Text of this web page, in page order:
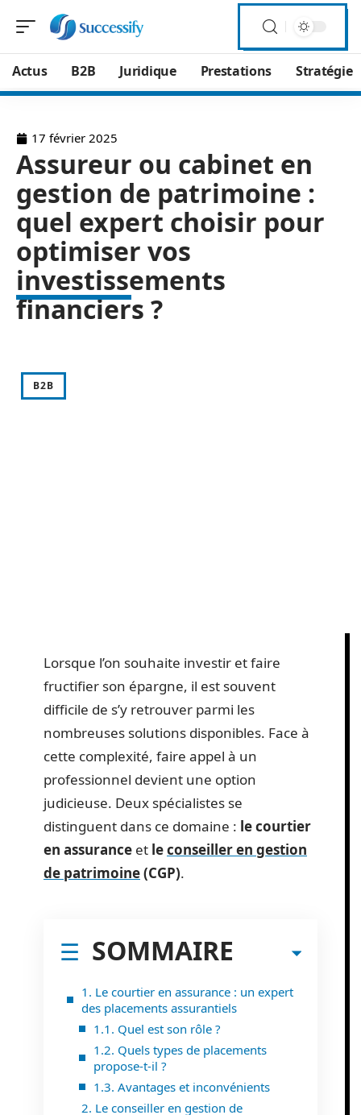
Actus B2B Juridique Prestations Stratégie
17 février 2025
Assureur ou cabinet en
gestion de patrimoine :
quel expert choisir pour
optimiser vos
investissements
financiers ?
B2B
Lorsque l’on souhaite investir et faire
fructifier son épargne, il est souvent
difficile de s’y retrouver parmi les
nombreuses solutions disponibles. Face à
cette complexité, faire appel à un
professionnel devient une option
judicieuse. Deux spécialistes se
distinguent dans ce domaine : le courtier
en assurance et leconseiller en gestion
de patrimoine(CGP).
SOMMAIRE
1. Le courtier en assurance : un expert
des placements assurantiels
1.1. Quel est son rôle ?
1.2. Quels types de placements
propose-t-il ?
1.3. Avantages et inconvénients
2. Le conseiller en gestion de